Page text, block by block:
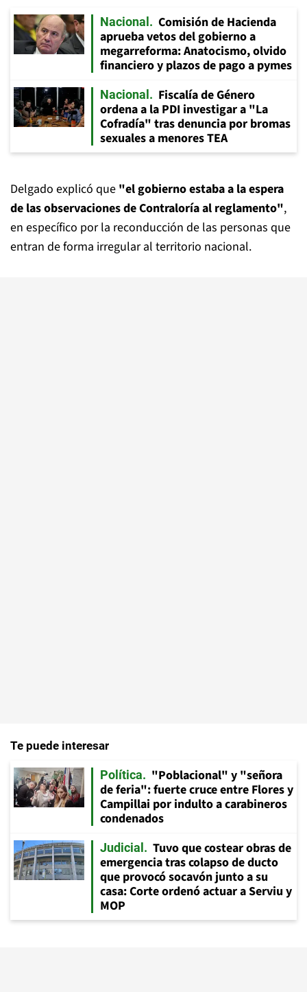
Nacional
Comisión de Hacienda
aprueba vetos del gobierno a
megarreforma: Anatocismo, olvido
financiero y plazos de pago a pymes
Nacional
Fiscalía de Género
ordena a la PDI investigar a "La
Cofradía" tras denuncia por bromas
sexuales a menores TEA
Delgado explicó que "el gobierno estaba a la espera
de las observaciones de Contraloría al reglamento",
en específico por la reconducción de las personas que
entran de forma irregular al territorio nacional.
Te puede interesar
Política
"Poblacional" y "señora
de feria": fuerte cruce entre Flores y
Campillai por indulto a carabineros
condenados
Judicial
Tuvo que costear obras de
emergencia tras colapso de ducto
que provocó socavón junto a su
casa: Corte ordenó actuar a Serviu y
MOP